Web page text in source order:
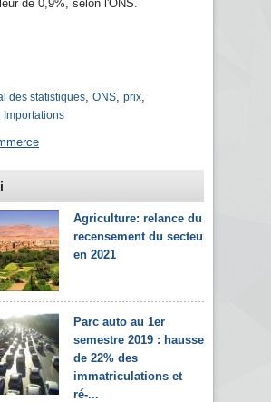
de 0,9%, selon l'ONS.
des statistiques ONS prix
Importations
Agriculture: relance du
recensement du secteur
en 2021
Parc auto au 1er
semestre 2019 : hausse
de 22% des
immatriculations et
ré-...